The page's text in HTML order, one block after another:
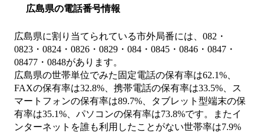
広島県の電話番号情報
広島県に割り当てられている市外局番には、082・
0823・0824・0826・0829・084・0845・0846・0847・
08477・0848があります。
広島県の世帯単位でみた固定電話の保有率は62.1%、
FAXの保有率は32.8%、携帯電話の保有率は33.5%、ス
マートフォンの保有率は89.7%、タブレット型端末の保
有率は35.1%、パソコンの保有率は73.8%です。またイ
ンターネットを誰も利用したことがない世帯率は7.9%